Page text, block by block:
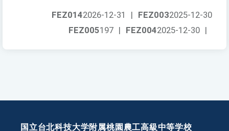
FEZ0032025-12-30
FEZ0142026-12-31
|
FEZ0042025-12-30 |
FEZ005197 |
国立台北科技大学附属桃園農工高級中等学校